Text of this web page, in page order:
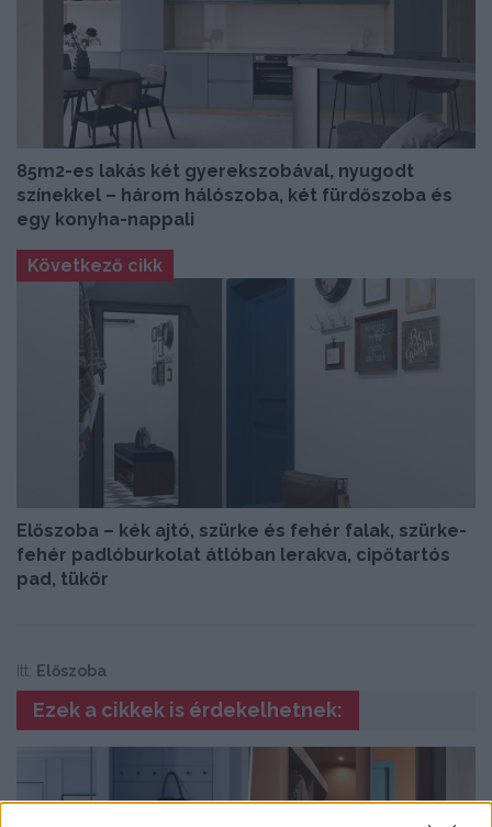
85m2-es lakás két gyerekszobával, nyugodt
színekkel – három hálószoba, két fürdőszoba és
egy konyha-nappali
Következő cikk
Előszoba – kék ajtó, szürke és fehér falak, szürke-
fehér padlóburkolat átlóban lerakva, cipőtartós
pad, tükör
Itt: Előszoba
Ezek a cikkek is érdekelhetnek: